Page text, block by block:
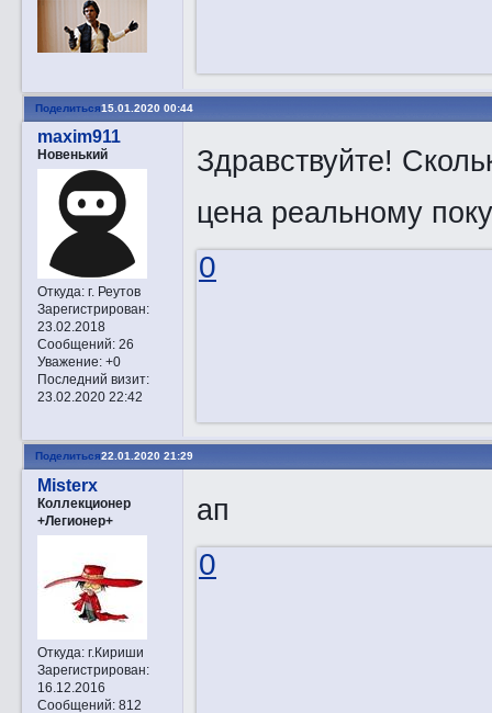
Поделиться15.01.2020 00:44
maxim911
Новенький
Откуда:г. Реутов
Зарегистрирован:
23.02.2018
Сообщений:26
Уважение: +0
Последний визит:
23.02.2020 22:42
Здравствуйте!
цена реальному
0
Поделиться22.01.2020 21:29
Misterx
Коллекционер
+Легионер+
Откуда:г.Кириши
Зарегистрирован:
16.12.2016
Сообщений:812
ап
0